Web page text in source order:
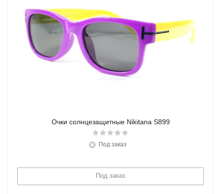
Очки солнцезащитные Nikitana S899
Под заказ
Под заказ